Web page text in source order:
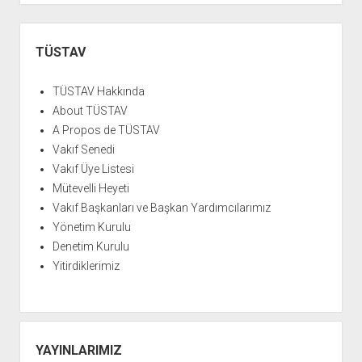
aç
YURTDIŞI KİTAPLIĞI
Menü
TÜSTAV
TÜSTAV Hakkında
About TÜSTAV
A Propos de TÜSTAV
Vakıf Senedi
Vakıf Üye Listesi
Mütevelli Heyeti
Vakıf Başkanları ve Başkan Yardımcılarımız
Yönetim Kurulu
Denetim Kurulu
Yitirdiklerimiz
YAYINLARIMIZ